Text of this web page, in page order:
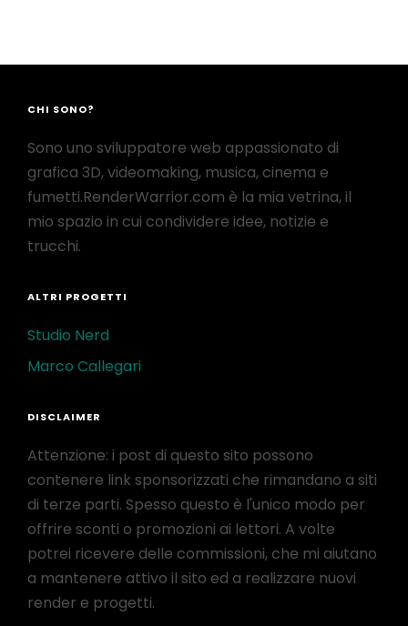
CHI SONO?
Sono uno sviluppatore web appassionato di
grafica 3D, videomaking, musica, cinema e
fumetti.RenderWarrior.com è la mia vetrina, il
mio spazio in cui condividere idee, notizie e
trucchi.
ALTRI PROGETTI
Studio Nerd
Marco Callegari
DISCLAIMER
Attenzione: i post di questo sito possono
contenere link sponsorizzati che rimandano a siti
di terze parti. Spesso questo è l'unico modo per
offrire sconti o promozioni ai lettori. A volte
potrei ricevere delle commissioni, che mi aiutano
a mantenere attivo il sito ed a realizzare nuovi
render e progetti.